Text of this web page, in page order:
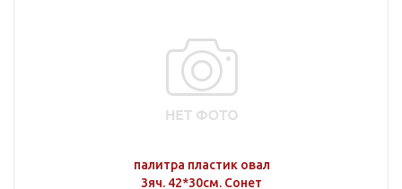
палитра пластик овал
3яч. 42*30см. Сонет